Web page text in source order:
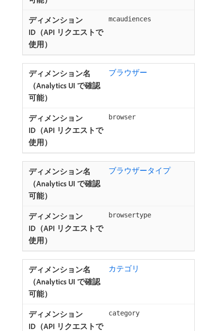
mcaudiences
ブラウザー
browser
ブラウザータイプ
browsertype
カテゴリ
category